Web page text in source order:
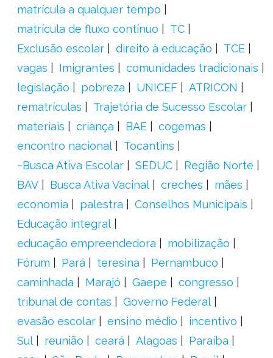
matrícula a qualquer tempo
matrícula de fluxo contínuo
TC
Exclusão escolar
direito à educação
TCE
vagas
Imigrantes
comunidades tradicionais
legislação
pobreza UNICEF
ATRICON
rematrículas
Trajetória de Sucesso Escolar
materiais
criança BAE
cogemas
encontro nacional
Tocantins
~Busca Ativa Escolar
SEDUC
Região Norte
BAV
Busca Ativa Vacinal creches
mães
economia
palestra
Conselhos Municipais
Educação integral
educação empreendedora
mobilização
Fórum
Pará teresina
Pernambuco
caminhada
Marajó Gaepe
congresso
tribunal de contas
Governo Federal
evasão escolar
ensino médio
incentivo
Sul
reunião ceará Alagoas
Paraíba